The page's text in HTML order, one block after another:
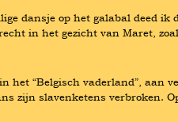
dansje op het galabal deed ik
in het gezicht van Maret,
het “Belgisch vaderland”, aan
zijn slavenketens verbroken.